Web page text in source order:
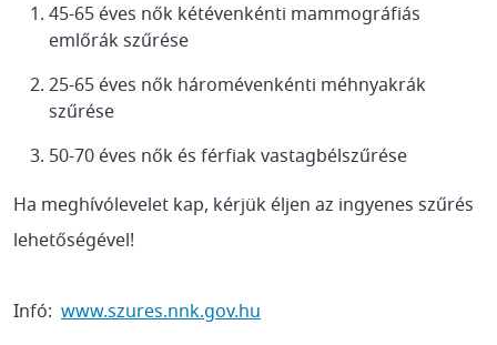
45-65 éves nők kétévenkénti mammográfiás
emlőrák szűrése
25-65 éves nők háromévenkénti méhnyakrák
szűrése
50-70 éves nők és férfiak vastagbélszűrése
Ha meghívólevelet kap, kérjük éljen az ingyenes szűrés
lehetőségével!
Infó: www.szures.nnk.gov.hu